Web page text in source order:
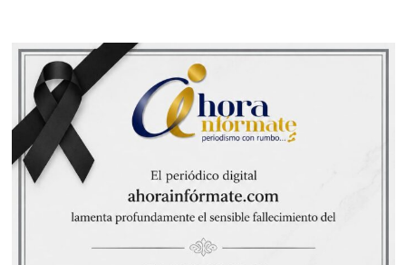
campaña
odio,
amenazas
hostigamiento,
buscan
cerrar
de